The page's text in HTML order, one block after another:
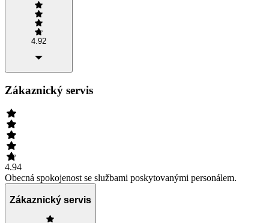
4.92
Zákaznický servis
4.94
Obecná spokojenost se službami poskytovanými personálem.
Zákaznický servis